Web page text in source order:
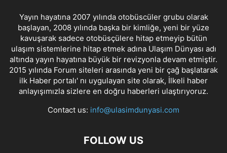
Yayın hayatına 2007 yılında otobüscüler grubu olarak
başlayan, 2008 yılında başka bir kimliğe, yeni bir yüze
kavuşarak sadece otobüsçülere hitap etmeyip bütün
ulaşım sistemlerine hitap etmek adına Ulaşım Dünyası adı
altında yayın hayatına büyük bir revizyonla devam etmiştir.
2015 yılında Forum siteleri arasında yeni bir çağ başlatarak
ilk Haber portalı' nı uygulayan site olarak, İlkeli haber
anlayışımızla sizlere en doğru haberleri ulaştırıyoruz.
Contact us: info@ulasimdunyasi.com
FOLLOW US